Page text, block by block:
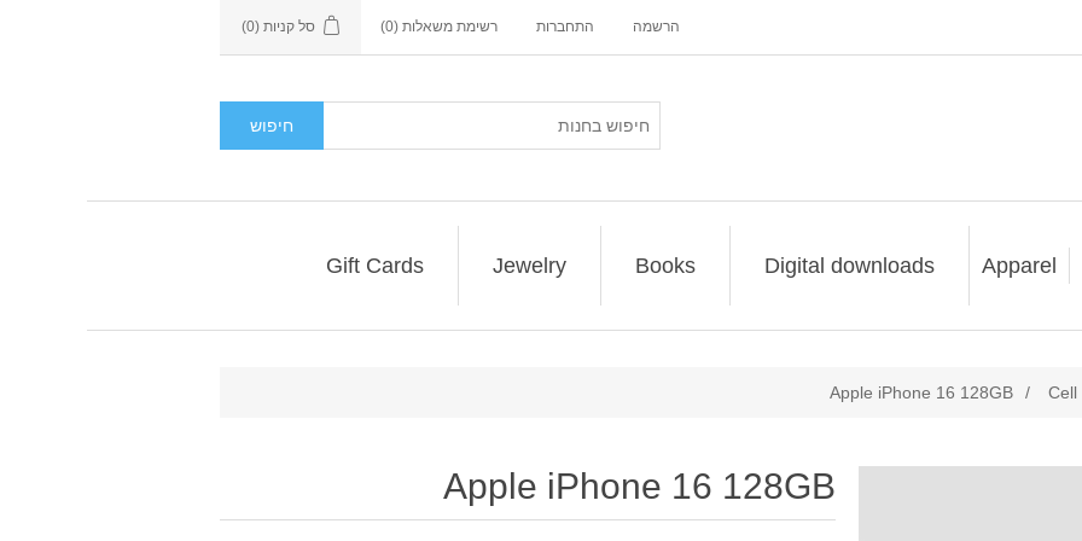
הרשמה התחברות רשימת משאלות (0) סל קניות (0)
חיפוש
Apparel
Digital downloads
Books
Jewelry
Gift Cards
Cell
/
Apple iPhone 16 128GB
Apple iPhone 16 128GB